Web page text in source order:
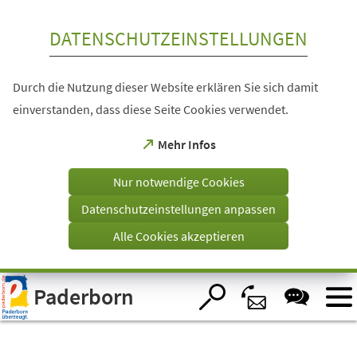
Visuelle
Assistenzsoftware
öffnen.
DATENSCHUTZEINSTELLUNGEN
Durch die Nutzung dieser Website erklären Sie sich damit
einverstanden, dass diese Seite Cookies verwendet.
Mehr Infos
(Öffnet
einem
Tab)
Nur notwendige Cookies
Datenschutzeinstellungen anpassen
Alle Cookies akzeptieren
Paderborn